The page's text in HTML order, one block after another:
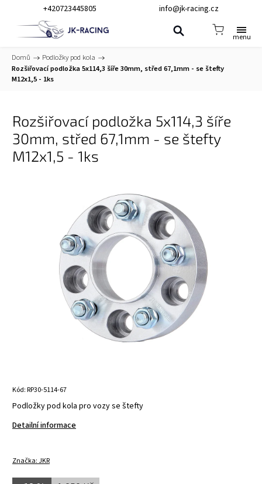
+420723445805 info@jk-racing.cz
Domů / Podložky pod kola /
Rozšiřovací podložka 5x114,3 šíře 30mm, střed 67,1mm - se štefty
M12x1,5 - 1ks
Rozšiřovací podložka 5x114,3 šíře
30mm, střed 67,1mm - se štefty
M12x1,5 - 1ks
Kód:RP30-5114-67
Podložky pod kola pro vozy se štefty
Detailní informace
Značka:JKR